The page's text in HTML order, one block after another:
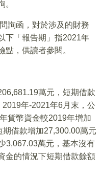
。
詢函，對於涉及的財務
下「報告期」指2021年
點，供讀者參閱。
萬元，短期借款
年-2021年6月末，公
貨幣資金較2019年增加
借款增加27,300.00萬元
3,067.03萬元，基本沒有
金的情況下短期借款餘額